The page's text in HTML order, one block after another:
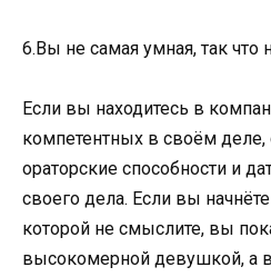
6.Вы не самая умная, так что
Если вы находитесь в
компетентных в своём деле,
ораторские способности и
своего дела. Если вы
которой не смыслите, вы
высокомерной девушкой, а